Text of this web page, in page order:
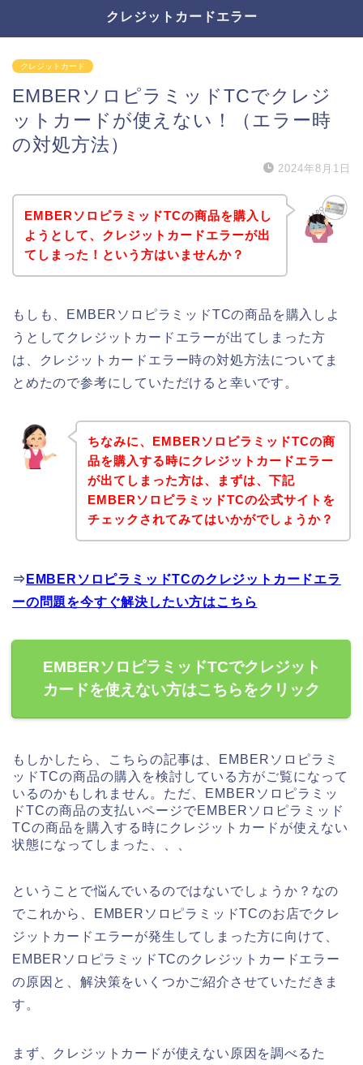
クレジットカードエラー
クレジットカード
EMBERソロピラミッドTCでクレジ
ットカードが使えない！（エラー時
の対処方法）
2024年8月1日
EMBERソロピラミッドTCの商品を購入し
ようとして、クレジットカードエラーが出
てしまった！という方はいませんか？
もしも、EMBERソロピラミッドTCの商品を購入しよ
うとしてクレジットカードエラーが出てしまった方
は、クレジットカードエラー時の対処方法についてま
とめたので参考にしていただけると幸いです。
ちなみに、EMBERソロピラミッドTCの商
品を購入する時にクレジットカードエラー
が出てしまった方は、まずは、下記
EMBERソロピラミッドTCの公式サイトを
チェックされてみてはいかがでしょうか？
⇒ EMBERソロピラミッドTCのクレジットカードエラ
ーの問題を今すぐ解決したい方はこちら
EMBERソロピラミッドTCでクレジット
カードを使えない方はこちらをクリック
もしかしたら、こちらの記事は、EMBERソロピラミ
ッドTCの商品の購入を検討している方がご覧になって
いるのかもしれません。ただ、EMBERソロピラミッ
ドTCの商品の支払いページでEMBERソロピラミッド
TCの商品を購入する時にクレジットカードが使えない
状態になってしまった、、、
ということで悩んでいるのではないでしょうか？なの
でこれから、EMBERソロピラミッドTCのお店でクレ
ジットカードエラーが発生してしまった方に向けて、
EMBERソロピラミッドTCのクレジットカードエラー
の原因と、解決策をいくつかご紹介させていただきま
す。
まず、クレジットカードが使えない原因を調べるた